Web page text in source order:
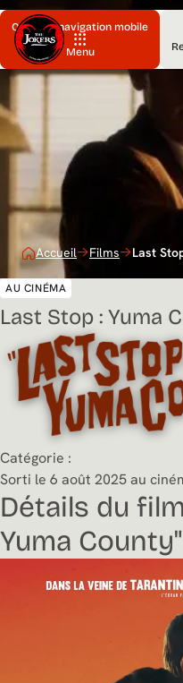
Ouvrir la navigation mobile
Menu
Last Stop : Yuma
Catégorie :
AU CINÉMA
Sorti le 6 août 2025 au
Accueil Films Last
Détails du
Yuma County"